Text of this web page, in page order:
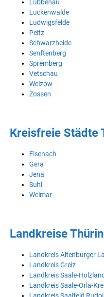
Lübbenau
Luckenwalde
Ludwigsfelde
Peitz
Schwarzheide
Senftenberg
Spremberg
Vetschau
Welzow
Zossen
Kreisfreie Städte
Eisenach
Gera
Jena
Suhl
Weimar
Landkreise
Landkreis Altenburger
Landkreis Greiz
Landkreis Saale-
Landkreis Saale-Orla-